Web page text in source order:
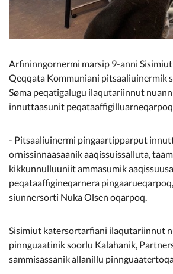
Arfininngornermi marsip 9-anni
Qeqqata Kommuniani pitsaaliuinermik
Søma peqatigalugu ilaqutariinnut
innuttaasunit
- Pitsaaliuinermi pingaartipparput
ornissinnaasaanik aaqissuissalluta,
kikkunnulluuniit ammasumik
peqataaffigineqarnera
siunnersorti Nuka Olsen oqarpoq.
Sisimiut katersortarfiani ilaqutariinnut
pinnguaatinik soorlu Kalahanik,
sammisassanik allanillu